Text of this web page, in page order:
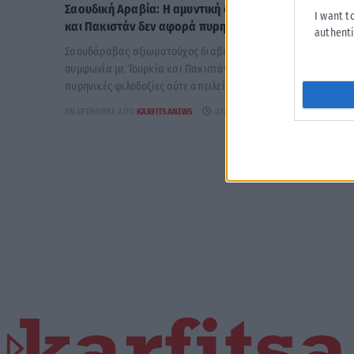
I want
Σαουδική Αραβία: Η αμυντική συμφωνία με Τουρκία
και Πακιστάν δεν αφορά πυρηνικές φιλοδοξίες
Σαουδάραβας αξιωματούχος διαβεβαίωσε ότι η αμυντική
συμφωνία με Τουρκία και Πακιστάν δεν συνδέεται με
πυρηνικές φιλοδοξίες ούτε απειλεί χώρες της...
ΑΝΑΡΤΉΘΗΚΕ ΑΠΌ KARFITSANEWS